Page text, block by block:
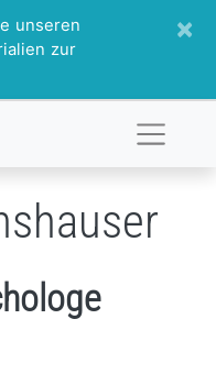
unseren
zur
×